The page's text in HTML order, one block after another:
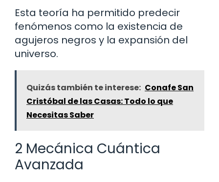
Esta teoría ha permitido predecir
fenómenos como la existencia de
agujeros negros y la expansión del
universo.
Quizás también te interese: Conafe San
Cristóbal de las Casas: Todo lo que
Necesitas Saber
2 Mecánica Cuántica
Avanzada